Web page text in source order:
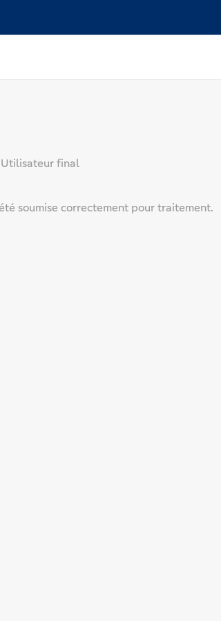
Utilisateur final
soumise correctement pour traitement.